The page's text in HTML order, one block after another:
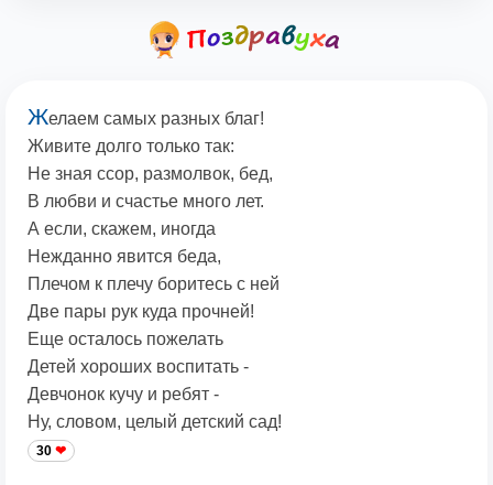
Желаем самых разных благ!
Живите долго только так:
Не зная ссор, размолвок, бед,
В любви и счастье много лет.
А если, скажем, иногда
Нежданно явится беда,
Плечом к плечу боритесь с ней
Две пары рук куда прочней!
Еще осталось пожелать
Детей хороших воспитать -
Девчонок кучу и ребят -
Ну, словом, целый детский сад!
30